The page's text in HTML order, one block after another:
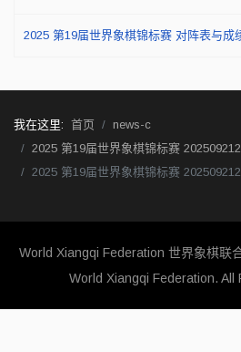
2025 第19届世界象棋锦标赛 对阵表与成
我在这里: 首页
news-c
2025 第19届世界象棋锦标赛
2025 第19届世界象棋锦标赛
World Xiangqi Federation 世界象棋联
World Xiangqi Federation. All